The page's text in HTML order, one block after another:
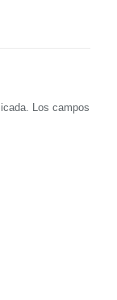
Los campos